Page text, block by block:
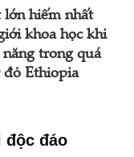
lớn hiếm nhất
khoa học khi
trong quá
đỏ Ethiopia
độc đáo